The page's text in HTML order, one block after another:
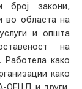
број закони,
во областа на
и општа
на
Работела како
како